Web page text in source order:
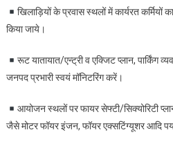
खिलाड़ियों के प्रवास स्थलों में कार्यरत कर्मियों
किया जाये।
रूट यातायात/एन्ट्री व एक्जिट प्लान, पार्किंग
जनपद प्रभारी स्वयं मॉनिटरिंग करें।
आयोजन स्थलों पर फायर सेफ्टी/सिक्योरिटी
जैसे मोटर फॉयर इंजन, फॉयर एक्सटिंग्यूशर आदि